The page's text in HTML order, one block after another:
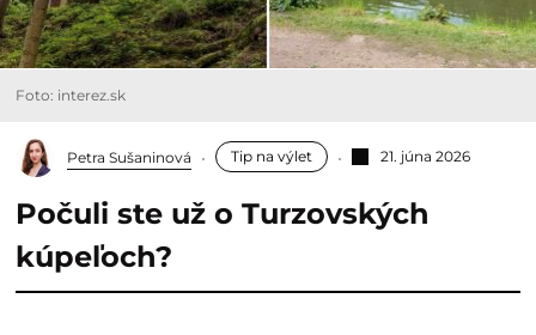
Foto: interez.sk
Petra Sušaninová Tip na výlet 21. júna 2026
Počuli ste už o Turzovských
kúpeľoch?